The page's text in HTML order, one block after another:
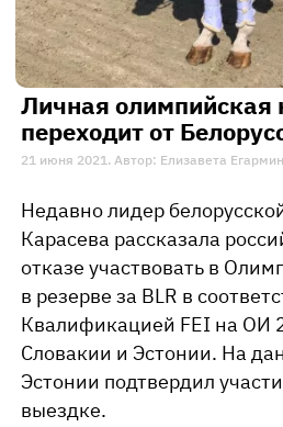
Личная олимпийская
переходит от
21 июня 2021. Автор: Елизавета
Недавно лидер
Карасева рассказала
отказе участвовать в
в резерве за BLR в
Квалификацией FEI на ОИ
Словакии и Эстонии. На
Эстонии подтвердил
выездке.